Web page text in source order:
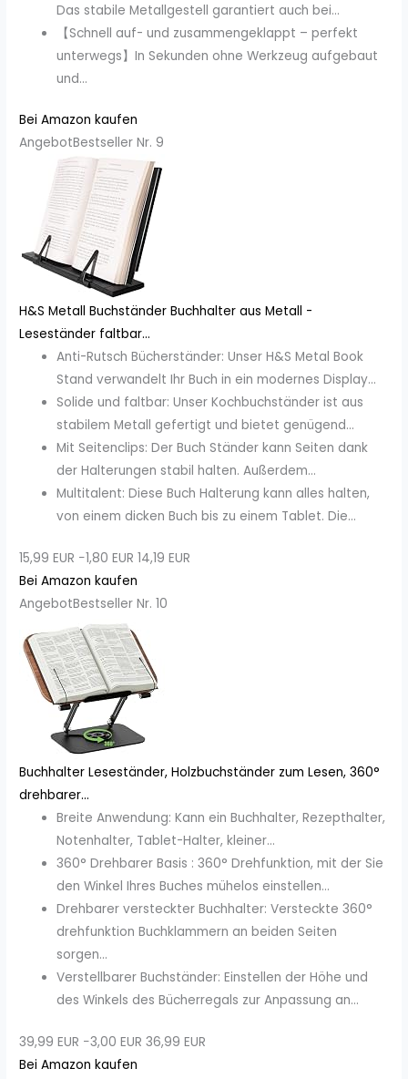
Das stabile Metallgestell garantiert auch bei...
【Schnell auf- und zusammengeklappt – perfekt
unterwegs】In Sekunden ohne Werkzeug aufgebaut
und...
Bei Amazon kaufen
AngebotBestseller Nr. 9
H&S Metall Buchständer Buchhalter aus Metall -
Leseständer faltbar...
Anti-Rutsch Bücherständer: Unser H&S Metal Book
Stand verwandelt Ihr Buch in ein modernes Display...
Solide und faltbar: Unser Kochbuchständer ist aus
stabilem Metall gefertigt und bietet genügend...
Mit Seitenclips: Der Buch Ständer kann Seiten dank
der Halterungen stabil halten. Außerdem...
Multitalent: Diese Buch Halterung kann alles halten,
von einem dicken Buch bis zu einem Tablet. Die...
15,99 EUR −1,80 EUR 14,19 EUR
Bei Amazon kaufen
AngebotBestseller Nr. 10
Buchhalter Leseständer, Holzbuchständer zum Lesen, 360°
drehbarer...
Breite Anwendung: Kann ein Buchhalter, Rezepthalter,
Notenhalter, Tablet-Halter, kleiner...
360° Drehbarer Basis : 360° Drehfunktion, mit der Sie
den Winkel Ihres Buches mühelos einstellen...
Drehbarer versteckter Buchhalter: Versteckte 360°
drehfunktion Buchklammern an beiden Seiten
sorgen...
Verstellbarer Buchständer: Einstellen der Höhe und
des Winkels des Bücherregals zur Anpassung an...
39,99 EUR −3,00 EUR 36,99 EUR
Bei Amazon kaufen